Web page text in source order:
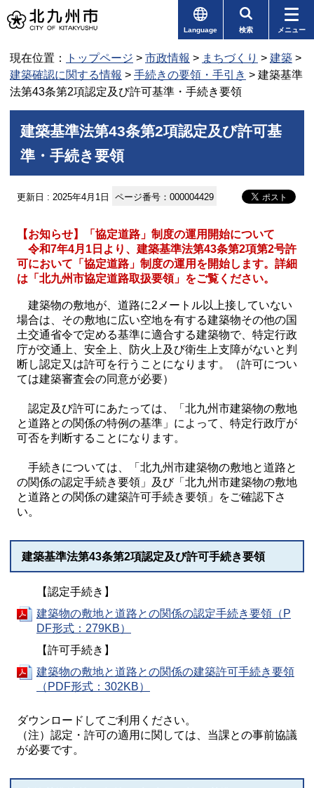
Language 検索 メニュー
現在位置： トップページ > 市政情報 > まちづくり > 建築 >
建築確認に関する情報 > 手続きの要領・手引き > 建築基準
法第43条第2項認定及び許可基準・手続き要領
建築基準法第43条第2項認定及び許可基
準・手続き要領
更新日 : 2025年4月1日 ページ番号：000004429
【お知らせ】「協定道路」制度の運用開始について
令和7年4月1日より、建築基準法第43条第2項第2号許
可において「協定道路」制度の運用を開始します。詳細
は「北九州市協定道路取扱要領」をご覧ください。
建築物の敷地が、道路に2メートル以上接していない
場合は、その敷地に広い空地を有する建築物その他の国
土交通省令で定める基準に適合する建築物で、特定行政
庁が交通上、安全上、防火上 及び衛生上支障がないと判
断し認定又は許可を行うことになります。（許可につい
ては建築審査会の同意が必要）
認定及び許可にあたっては、「 北九州市建築物の敷地
と道路との関係の特例の基準 」によって、 特定行政庁が
可否を判断することになります。
手続きについては、「北九州市建築物の敷地と道路と
の関係の認定手続き要領」及び「 北九州市建築物の敷地
と道路との関係の建築許可手続き要領 」をご確認下さ
い。
建築基準法第43条第2項認定及び許可手続き要領
【認定手続き】
建築物の敷地と道路との関係の認定手続き要領（P
DF形式：279KB）
【許可手続き】
建築物の敷地と道路との関係の建築許可手続き要領
（PDF形式：302KB）
ダウンロードしてご利用ください。
（注）認定・許可の適用に関しては、当課との事前協議
が必要です。